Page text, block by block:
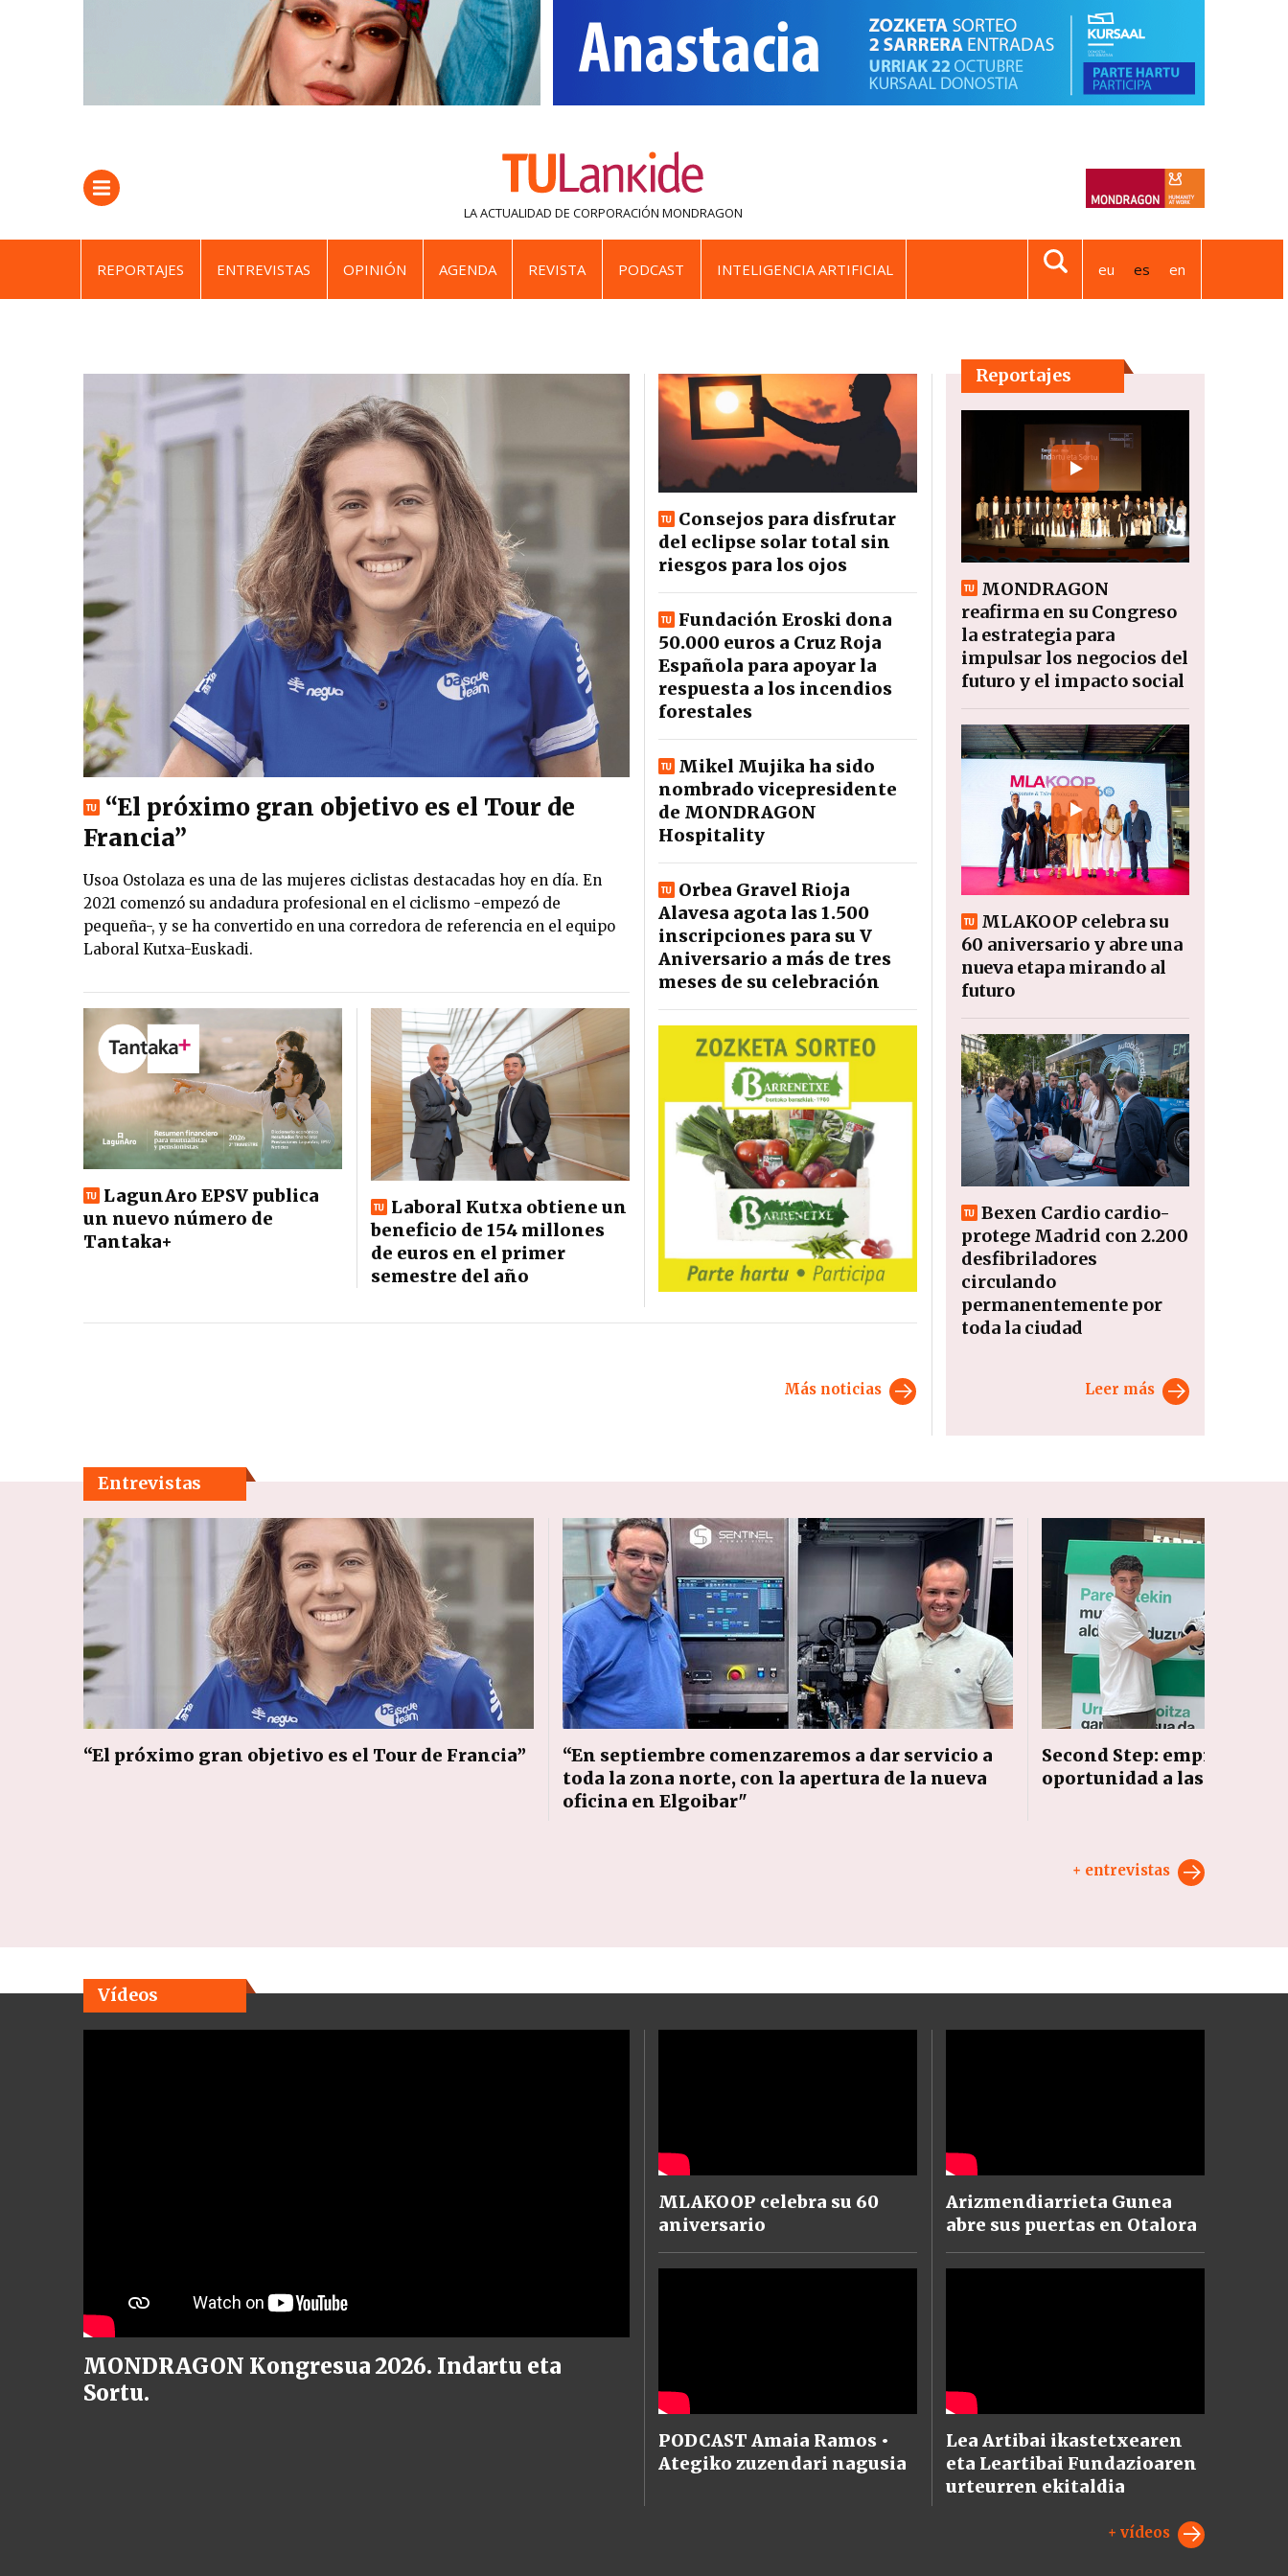
LA ACTUALIDAD DE CORPORACIÓN MONDRAGON
REPORTAJES ENTREVISTAS OPINIÓN AGENDA REVISTA PODCAST INTELIGENCIA ARTIFICIAL eu es en
“El próximo gran objetivo es el Tour de
Francia”
Usoa Ostolaza es una de las mujeres ciclistas destacadas hoy en día. En
2021 comenzó su andadura profesional en el ciclismo -empezó de
pequeña-, y se ha convertido en una corredora de referencia en el equipo
Laboral Kutxa-Euskadi.
LagunAro EPSV publica
un nuevo número de
Tantaka+
Laboral Kutxa obtiene un
beneficio de 154 millones
de euros en el primer
semestre del año
Consejos para disfrutar
del eclipse solar total sin
riesgos para los ojos
Fundación Eroski dona
50.000 euros a Cruz Roja
Española para apoyar la
respuesta a los incendios
forestales
Mikel Mujika ha sido
nombrado vicepresidente
de MONDRAGON
Hospitality
Orbea Gravel Rioja
Alavesa agota las 1.500
inscripciones para su V
Aniversario a más de tres
meses de su celebración
Más noticias
Reportajes
MONDRAGON
reafirma en su Congreso
la estrategia para
impulsar los negocios del
futuro y el impacto social
MLAKOOP celebra su
60 aniversario y abre una
nueva etapa mirando al
futuro
Bexen Cardio cardio-
protege Madrid con 2.200
desfibriladores
circulando
permanentemente por
toda la ciudad
Leer más
Entrevistas
“El próximo gran objetivo es el Tour de Francia”
“En septiembre comenzaremos a dar servicio a
toda la zona norte, con la apertura de la nueva
oficina en Elgoibar"
Second Step: emprender
oportunidad a las
+ entrevistas
Vídeos
MONDRAGON Kongresua 2026. Indartu eta
Sortu.
MLAKOOP celebra su 60
aniversario
PODCAST Amaia Ramos •
Ategiko zuzendari nagusia
Arizmendiarrieta Gunea
abre sus puertas en Otalora
Lea Artibai ikastetxearen
eta Leartibai Fundazioaren
urteurren ekitaldia
+ vídeos